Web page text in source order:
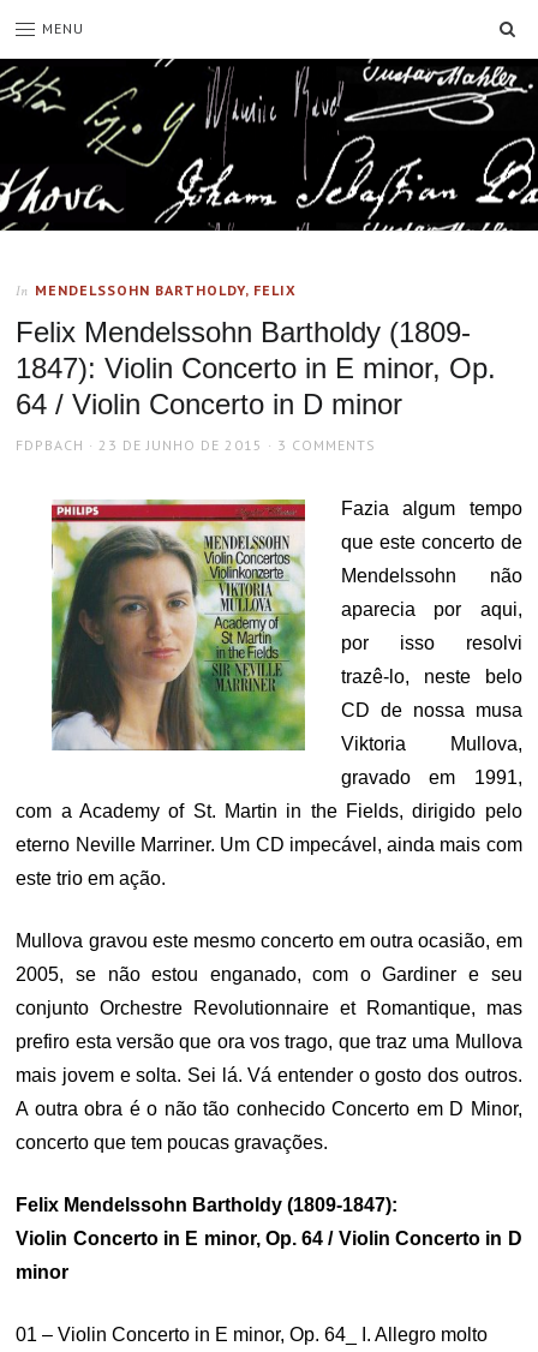
MENU
In MENDELSSOHN BARTHOLDY, FELIX
Felix Mendelssohn Bartholdy (1809-
1847): Violin Concerto in E minor, Op.
64 / Violin Concerto in D minor
AUTHOR
FDPBACH
POSTED
23 DE JUNHO DE 2015 3 COMMENTS
Fazia algum tempo
que este concerto de
Mendelssohn não
aparecia por aqui,
por isso resolvi
trazê-lo, neste belo
CD de nossa musa
Viktoria Mullova,
gravado em 1991,
com a Academy of St. Martin in the Fields, dirigido pelo
eterno Neville Marriner. Um CD impecável, ainda mais com
este trio em ação.
Mullova gravou este mesmo concerto em outra ocasião, em
2005, se não estou enganado, com o Gardiner e seu
conjunto Orchestre Revolutionnaire et Romantique, mas
prefiro esta versão que ora vos trago, que traz uma Mullova
mais jovem e solta. Sei lá. Vá entender o gosto dos outros.
A outra obra é o não tão conhecido Concerto em D Minor,
concerto que tem poucas gravações.
Felix Mendelssohn Bartholdy (1809-1847):
Violin Concerto in E minor, Op. 64 / Violin Concerto in D
minor
01 – Violin Concerto in E minor, Op. 64_ I. Allegro molto